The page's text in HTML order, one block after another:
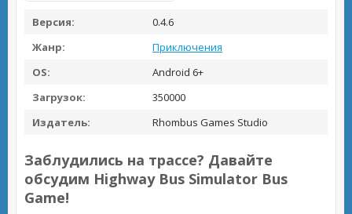
Версия:
0.4.6
Жанр:
Приключения
OS:
Android 6+
Загрузок:
350000
Издатель:
Rhombus Games Studio
Заблудились на трассе? Давайте
обсудим Highway Bus Simulator Bus
Game!